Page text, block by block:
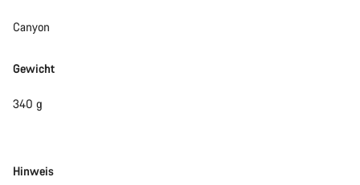
Canyon
Gewicht
340 g
Disclaimer
Hinweis